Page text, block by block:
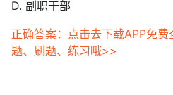
D. 副职干部
正确答案：点击去下载APP免
题、刷题、练习哦>>